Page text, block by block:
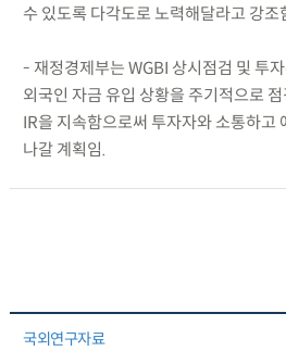
수 있도록 다각도로 노력해달라고 강조
- 재정경제부는 WGBI 상시점검 및 투
외국인 자금 유입 상황을 주기적으로
IR을 지속함으로써 투자자와 소통하고
나갈 계획임.
국외연구자료